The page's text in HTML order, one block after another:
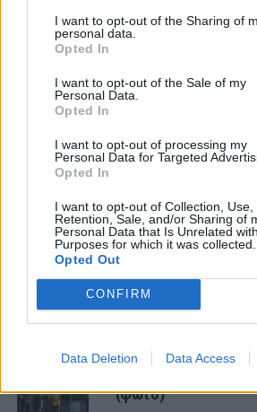
I want to opt-out of the Sharing of
personal data.
Opted In
I want to opt-out of the Sale of my
Personal Data.
Opted In
I want to opt-out of processing my
Personal Data for Targeted
Opted In
I want to opt-out of Collection, Use,
Retention, Sale, and/or Sharing of
Personal Data that Is Unrelated
Purposes for which it was collected.
Opted Out
CONFIRM
Data Deletion Data Access
ΤΕΛΕΥΤΑΙΑ ΝΕΑ
ΠΑΝΑΙΤΩΛΙΚΟΣ
ΕΡΑΣΙΤΕΧΝΗΣ
Πόλο: «Άρωμα» από
ο Παναιτωλικός
(φωτο)